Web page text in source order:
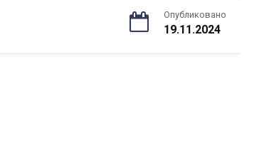
Опубликовано
19.11.2024